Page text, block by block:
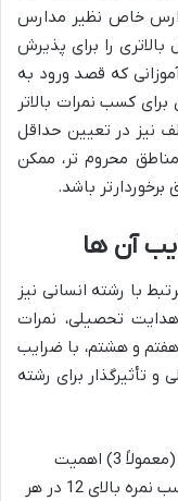
خاص نظیر مدارس
را برای پذیرش
که قصد ورود به
کسب نمرات بالاتر
نیز در تعیین حداقل
محروم تر، ممکن
باشد.
آن ها
با رشته انسانی نیز
تحصیلی، نمرات
و هشتم، با ضرایب
برای رشته
این درس با ضریب بالا (معمولاً 3) اهمیت
زیادی در انتخاب رشته انسانی دارد. کسب نمره بالای 12 در هر